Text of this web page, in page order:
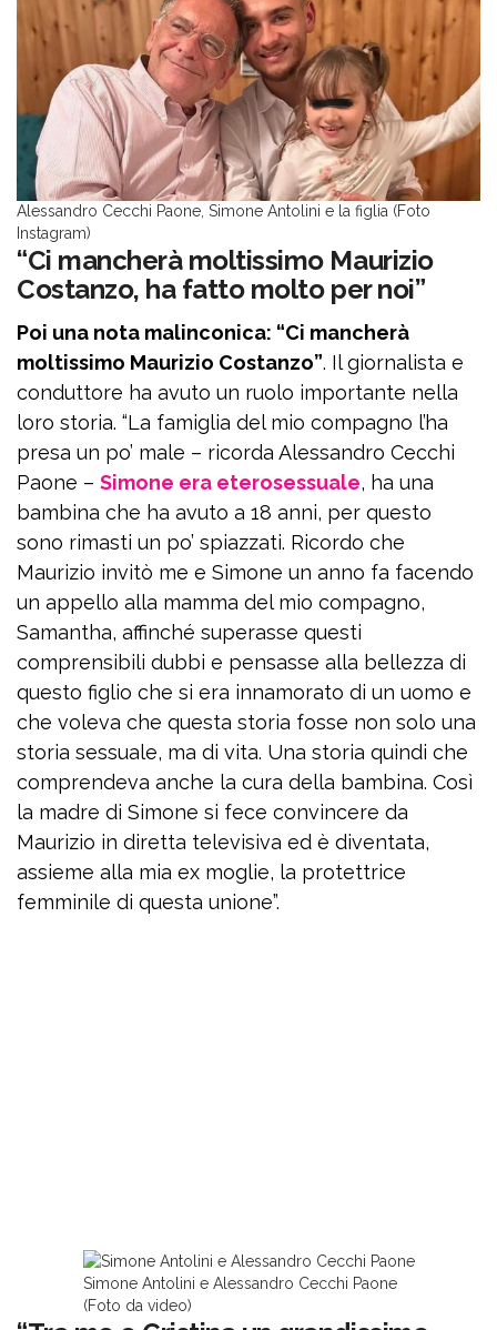
Alessandro Cecchi Paone, Simone Antolini e la figlia (Foto
Instagram)
“Ci mancherà moltissimo Maurizio
Costanzo, ha fatto molto per noi”
Poi una nota malinconica: “Ci mancherà
moltissimo Maurizio Costanzo”. Il giornalista e
conduttore ha avuto un ruolo importante nella
loro storia. “La famiglia del mio compagno l’ha
presa un po’ male – ricorda Alessandro Cecchi
Paone – Simone era eterosessuale, ha una
bambina che ha avuto a 18 anni, per questo
sono rimasti un po’ spiazzati. Ricordo che
Maurizio invitò me e Simone un anno fa facendo
un appello alla mamma del mio compagno,
Samantha, affinché superasse questi
comprensibili dubbi e pensasse alla bellezza di
questo figlio che si era innamorato di un uomo e
che voleva che questa storia fosse non solo una
storia sessuale, ma di vita. Una storia quindi che
comprendeva anche la cura della bambina. Così
la madre di Simone si fece convincere da
Maurizio in diretta televisiva ed è diventata,
assieme alla mia ex moglie, la protettrice
femminile di questa unione”.
Simone Antolini e Alessandro Cecchi Paone
(Foto da video)